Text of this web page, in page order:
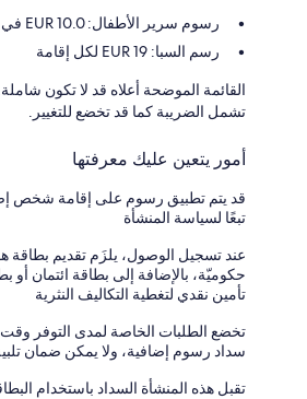
رسوم سرير الأطفال: 10.0 EUR في اليوم
رسم السبا: EUR 19 لكل إقامة
القائمة الموضحة أعلاه قد لا تكون
تشمل الضريبة كما قد تخضع للتغيير.
أمور يتعين عليك معرفتها
قد يتم تطبيق رسوم على إقامة شخص
تبعًا لسياسة المنشأة
عند تسجيل الوصول، يلزَم تقديم
حكوميّة، بالإضافة إلى بطاقة ائتمان
تأمين نقدي لتغطية التكاليف النثرية
تخضع الطلبات الخاصة لمدى التوفر
سداد رسوم إضافية، ولا يمكن ضمان
تقبل هذه المنشأة السداد باستخدام